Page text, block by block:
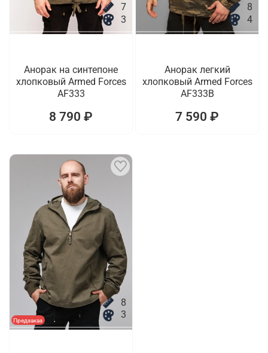
7
3
Анорак на синтепоне
хлопковый Armed Forces
AF333
8 790 ₽
8
4
Анорак легкий
хлопковый Armed Forces
AF333B
7 590 ₽
Предзаказ
8
3